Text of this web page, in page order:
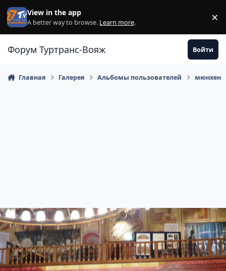
Перейти к содержанию
View in the app
A better way to browse. Learn more. ×
Форум Туртранс-Вояж Войти
Главная Галерея Альбомы пользователей мюнхен